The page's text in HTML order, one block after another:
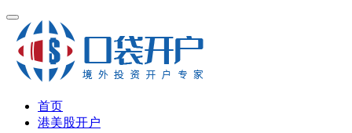
首页
港美股开户